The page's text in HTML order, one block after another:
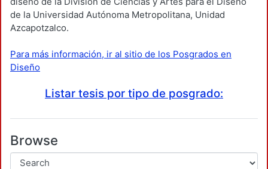
de la Universidad Autónoma Metropolitana, Unidad
Azcapotzalco.
Para más información, ir al sitio de los Posgrados en
Diseño
Listar tesis por tipo de posgrado:
Browse